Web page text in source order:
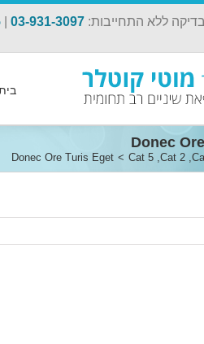
ללא התחייבות: 03-931-3097
Donec
,
Cat 2
,
Cat 5
>
Donec Ore Turis Eget